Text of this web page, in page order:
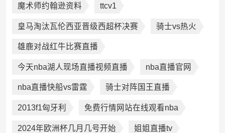
魔术师约翰逊资料 ttcv1
皇马淘汰瓦伦西亚晋级西超杯决赛 骑士vs热火
雄鹿对战红牛比赛直播
今天nba湖人现场直播视频直播 nba直播官网
nba直播快船vs雷霆 骑士对阵国王直播
2013f1匈牙利 免费行情网站在线观看nba
2024年欧洲杯几月几号开始 姐姐直播tv